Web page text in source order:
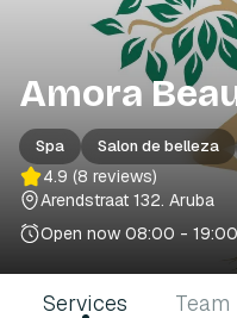
Amora
Spa Salon de belleza
4.9 (8 reviews)
Arendstraat 132. Aruba
Open now 08:00 - 19:00
Services Team